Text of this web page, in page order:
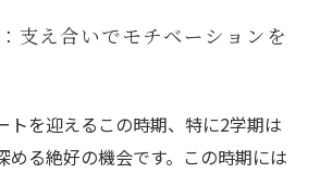
支え合いでモチベーションを
トを迎えるこの時期、特に2学期は
める絶好の機会です。この時期には